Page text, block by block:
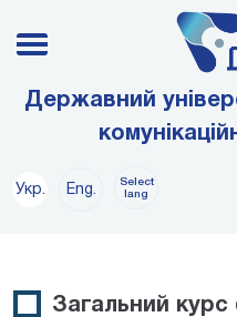
Державний
Укр. Eng.
Select
lang
Загальний курс